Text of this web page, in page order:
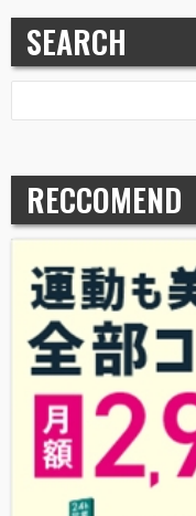
SEARCH
RECCOMEND